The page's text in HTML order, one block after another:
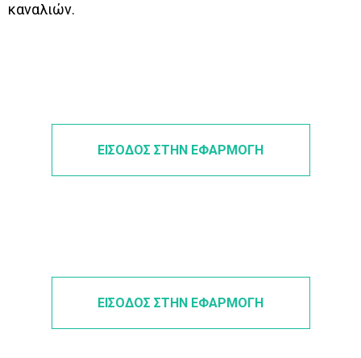
καναλιών.
ΕΙΣΟΔΟΣ ΣΤΗΝ ΕΦΑΡΜΟΓΗ
ΕΙΣΟΔΟΣ ΣΤΗΝ ΕΦΑΡΜΟΓΗ